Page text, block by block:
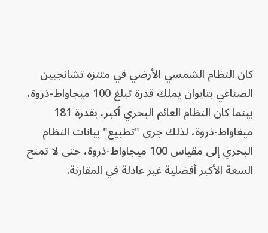
كان النظام الشمسي الأرضي في متنزه تشانجبين
الصناعي بتايوان يملك قدرة تبلغ 100 ميجاواط-ذروة،
بينما كان النظام العائم البحري أكبر، بقدرة 181
ميغاواط-ذروة، لذلك جرى "تطبيع" بيانات النظام
البحري إلى مقياس 100 ميجاواط-ذروة، حتى لا تمنح
السعة الأكبر أفضلية غير عادلة في المقارنة.